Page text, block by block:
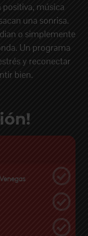
positiva, música
una sonrisa.
o simplemente
Un programa
y reconectar
bien.